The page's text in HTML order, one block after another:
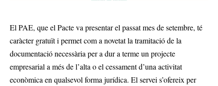
El PAE, que el Pacte va presentar el passat mes de setembre, té
caràcter gratuït i permet com a novetat la tramitació de la
documentació necessària per a dur a terme un projecte
empresarial a més de l’alta o el cessament d’una activitat
econòmica en qualsevol forma jurídica. El servei s’ofereix per